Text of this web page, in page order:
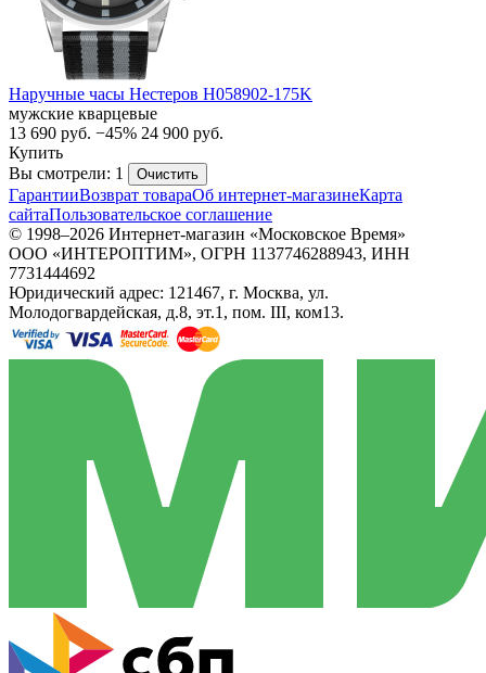
Наручные часы Нестеров H058902-175K
мужские кварцевые
13 690 руб. −45% 24 900 руб.
Купить
Вы смотрели: 1
Очистить
ГарантииВозврат товараОб интернет-магазинеКарта
сайтаПользовательское соглашение
© 1998–2026 Интернет-магазин «Московское Время»
ООО «ИНТЕРОПТИМ», ОГРН 1137746288943, ИНН
7731444692
Юридический адрес: 121467, г. Москва, ул.
Молодогвардейская, д.8, эт.1, пом. III, ком13.